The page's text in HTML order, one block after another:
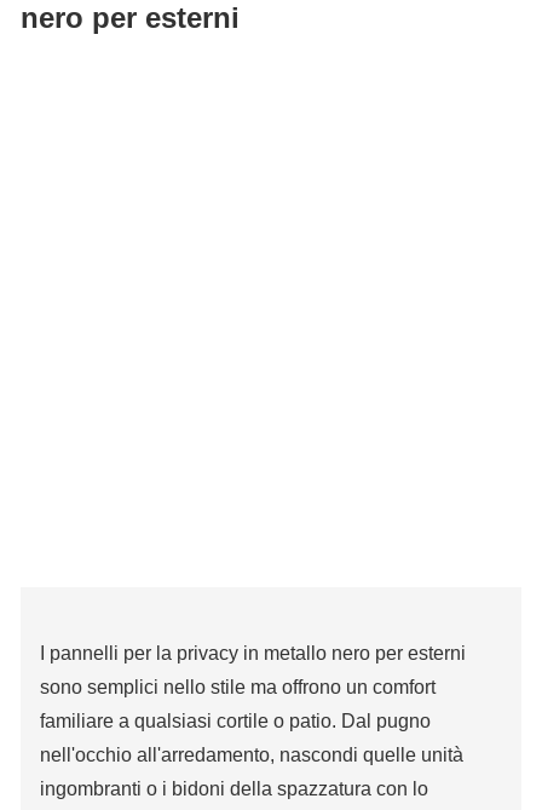
nero per esterni
I pannelli per la privacy in metallo nero per esterni
sono semplici nello stile ma offrono un comfort
familiare a qualsiasi cortile o patio. Dal pugno
nell'occhio all'arredamento, nascondi quelle unità
ingombranti o i bidoni della spazzatura con lo